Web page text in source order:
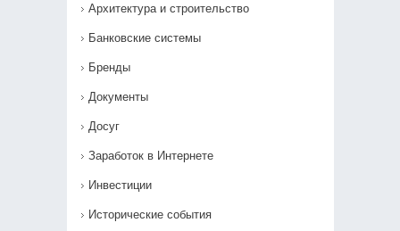
Архитектура и строительство
Банковские системы
Бренды
Документы
Досуг
Заработок в Интернете
Инвестиции
Исторические события